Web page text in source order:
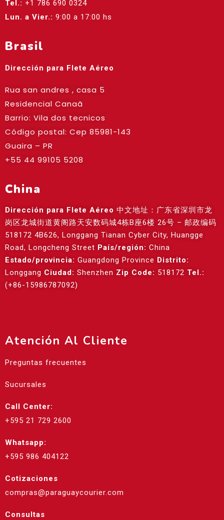
Tel.: +1 786 690 0324
Lun. a Vier.: 9:00 a 17:00 hs
Brasil
Dirección para Flete Aéreo
Rua san andres , casa 5
Residencial Canaã
Barrio: Vila dos tecnicos
Código postal: Cep 85981-143
Guaira – PR
+55 44 99105 5208
China
Dirección para Flete Aéreo 中文地址：广东省深圳市龙
岗区龙城街道黄阁路天安数码城4栋B座6楼 26号 – 邮政编码
518172 4B626, Longgang Tianan Cyber City, Huangge
Road, Longcheng Street País/región: China
Estado/provincia: Guangdong Province Distrito:
Longgang Ciudad: Shenzhen Zip Code: 518172 Tel.:
(+86-15986787092)
Atención Al Cliente
Preguntas frecuentes
Sucursales
Call Center:
+595 21 729 2600
Whatsapp:
+595 986 404122
Cotizaciones
compras@paraguaycourier.com
Consultas